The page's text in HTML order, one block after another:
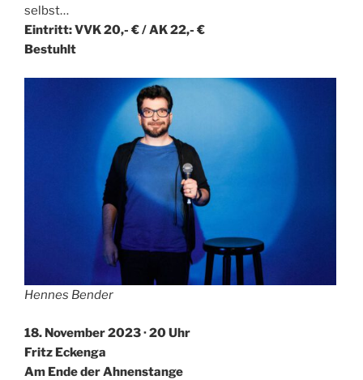
selbst…
Eintritt: VVK 20,- € / AK 22,- €
Bestuhlt
Hennes Bender
18. November 2023 · 20 Uhr
Fritz Eckenga
Am Ende der Ahnenstange